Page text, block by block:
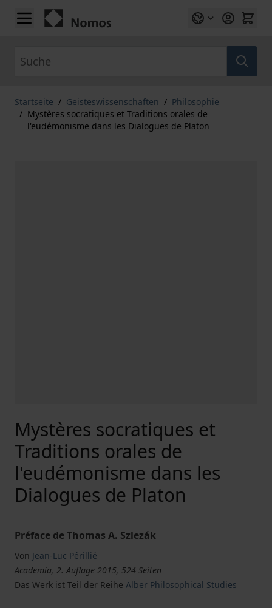
Zum Inhalt springen
Startseite / Geisteswissenschaften / Philosophie
/ Mystères socratiques et Traditions orales de
l'eudémonisme dans les Dialogues de Platon
Mystères socratiques et
Traditions orales de
l'eudémonisme dans les
Dialogues de Platon
Préface de Thomas A. Szlezák
Von Jean-Luc Périllié
Academia, 2. Auflage 2015, 524 Seiten
Das Werk ist Teil der Reihe Alber Philosophical Studies